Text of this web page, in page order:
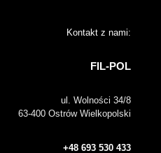
Kontakt z nami:
FIL-POL
ul. Wolności 34/8
63-400 Ostrów Wielkopolski
+48 693 530 433